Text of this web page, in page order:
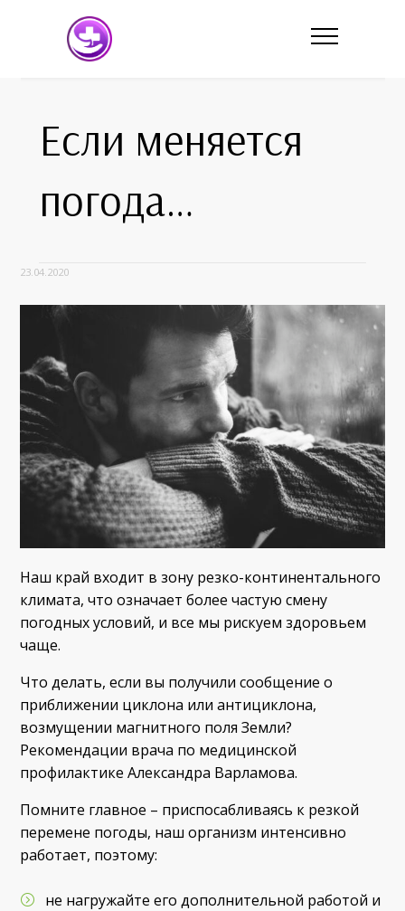
Если меняется
погода…
23.04.2020
Наш край входит в зону резко-континентального
климата, что означает более частую смену
погодных условий, и все мы рискуем здоровьем
чаще.
Что делать, если вы получили сообщение о
приближении циклона или антициклона,
возмущении магнитного поля Земли?
Рекомендации врача по медицинской
профилактике Александра Варламова.
Помните главное – приспосабливаясь к резкой
перемене погоды, наш организм интенсивно
работает, поэтому:
не нагружайте его дополнительной работой и